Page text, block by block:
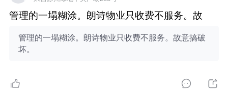
管理的一塌糊涂。朗诗物业只收费不服务。故
管理的一塌糊涂。朗诗物业只收费不服务。故意搞破
坏。